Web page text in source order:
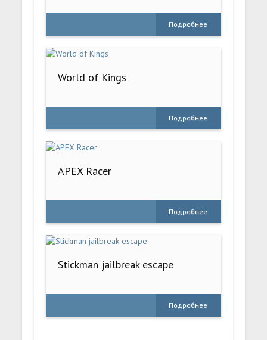
Подробнее
World of Kings
Подробнее
APEX Racer
Подробнее
Stickman jailbreak escape
Подробнее